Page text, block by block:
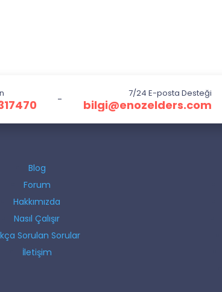
7/24 E-posta Desteği
bilgi@enozelders.com
-
Blog
Forum
Hakkımızda
Nasıl Çalışır
Sorulan Sorular
İletişim